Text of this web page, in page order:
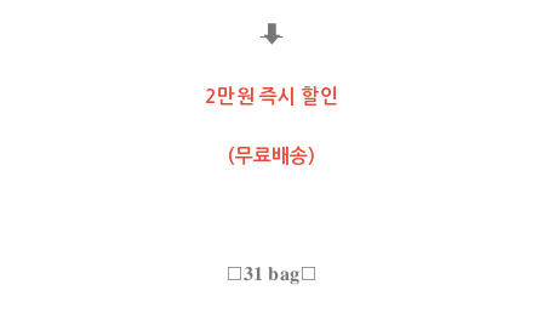
⬇
2만원 즉시 할인
(무료배송)
□𝟑𝟏 𝐛𝐚𝐠□